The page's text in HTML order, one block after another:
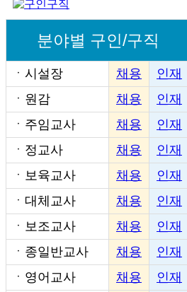
분야별 구인/구직
ㆍ 시설장 채용
인재
ㆍ 원감 채용
인재
ㆍ 주임교사 채용
인재
ㆍ 정교사 채용
인재
ㆍ 보육교사 채용
인재
ㆍ 대체교사 채용
인재
ㆍ 보조교사 채용
인재
ㆍ 종일반교사 채용
인재
ㆍ 영어교사 채용
인재